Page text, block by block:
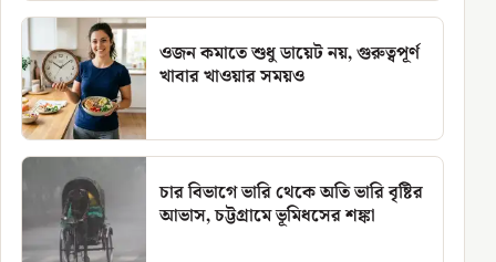
ওজন কমাতে শুধু ডায়েট নয়, গুরুত্বপূর্ণ
খাবার খাওয়ার সময়ও
চার বিভাগে ভারি থেকে অতি ভারি বৃষ্টির
আভাস, চট্টগ্রামে ভূমিধসের শঙ্কা